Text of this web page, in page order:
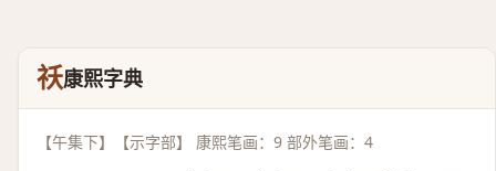
祅康熙字典
【午集下】【示字部】 康熙笔画：9 部外笔画：4